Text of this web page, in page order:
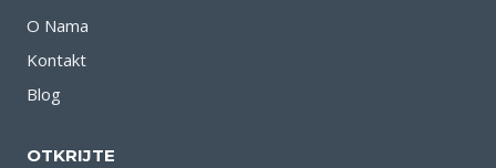
O Nama
Kontakt
Blog
OTKRIJTE